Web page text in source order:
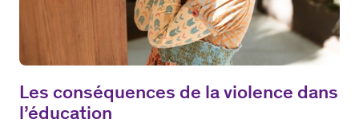
Les conséquences de la violence dans
l’éducation